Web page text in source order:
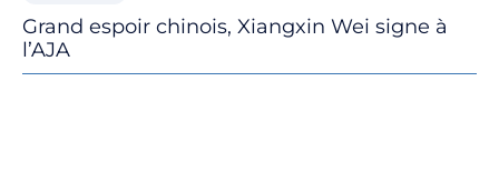
Grand espoir chinois, Xiangxin Wei signe à
l’AJA